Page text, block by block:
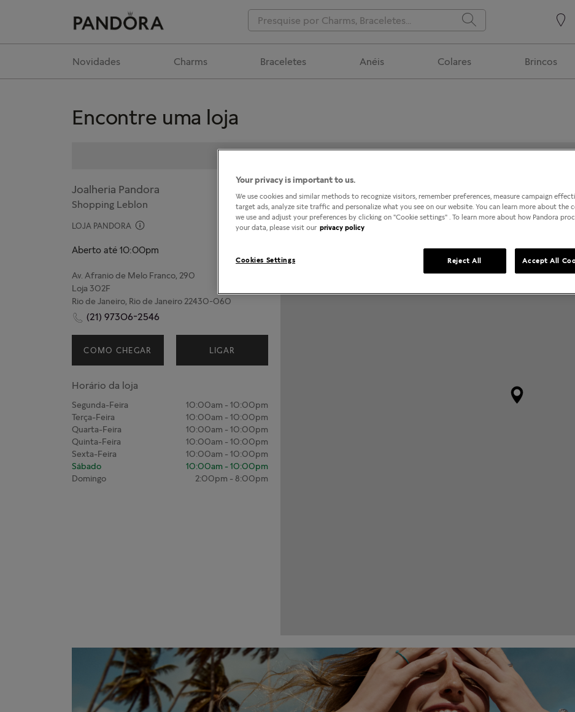
Novidades Charms Braceletes Anéis Colares Brincos
Encontre uma loja
Joalheria Pandora
Shopping Leblon
LOJA PANDORA
Aberto até 10:00pm
Av. Afranio de Melo Franco, 290
Loja 302F
Rio de Janeiro, Rio de Janeiro 22430-060
(21) 97306-2546
COMO CHEGAR LIGAR
Horário da loja
Segunda-Feira 10:00am - 10:00pm
Terça-Feira
10:00am - 10:00pm
Quarta-Feira
10:00am - 10:00pm
Quinta-Feira
10:00am - 10:00pm
Sexta-Feira
10:00am - 10:00pm
Sábado
10:00am -10:00pm
Domingo
2:00pm - 8:00pm
Your privacy is important to us.
We use cookies and similar methods to recognize visitors, remember preferences, measure campaign
target ads, analyze site traffic and personalize what you see on our website. You can learn more about the
we use and adjust your preferences by clicking on "Cookie settings" . To learn more about how Pandora
your data, please visit our privacy policy
Cookies Settings Reject All Accept All